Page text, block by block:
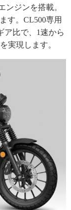
ンジンを搭載。
す。CL500専用
ア比で、1速から
実現します。